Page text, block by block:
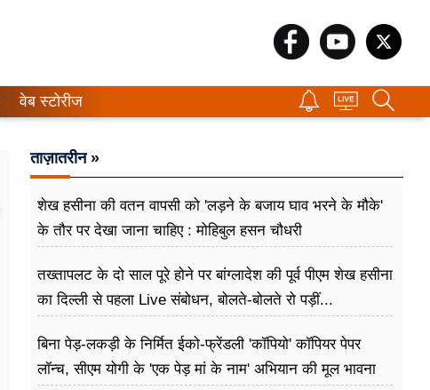
वेब स्टोरीज
ताज़ातरीन »
शेख हसीना की वतन वापसी को 'लड़ने के बजाय घाव भरने के मौके'
के तौर पर देखा जाना चाहिए : मोहिबुल हसन चौधरी
तख्तापलट के दो साल पूरे होने पर बांग्लादेश की पूर्व पीएम शेख हसीना
का दिल्ली से पहला Live संबोधन, बोलते-बोलते रो पड़ीं...
बिना पेड़-लकड़ी के निर्मित ईको-फ्रेंडली 'कॉपियो' कॉपियर पेपर
लॉन्च, सीएम योगी के 'एक पेड़ मां के नाम' अभियान की मूल भावना